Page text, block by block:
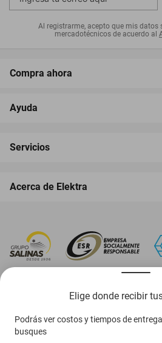
Elige donde recibir
Podrás ver costos y tiempos de
busques
Al registrarme, acepto que mis datos
mercadotécnicos de acuerdo al
Compra ahora
Ayuda
Servicios
Acerca de Elektra